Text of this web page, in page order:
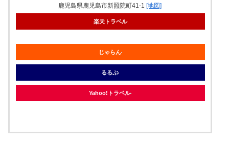
鹿児島県鹿児島市新照院町41-1 [地図]
楽天トラベル
じゃらん
るるぶ
Yahoo!トラベル